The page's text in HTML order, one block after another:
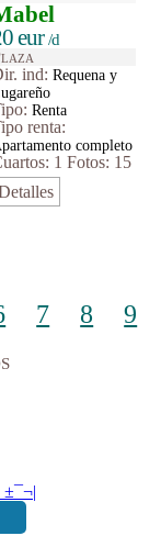
eur/d
ind:Requena y
:Renta
renta:
completo
1 Fotos: 15
7 8 9